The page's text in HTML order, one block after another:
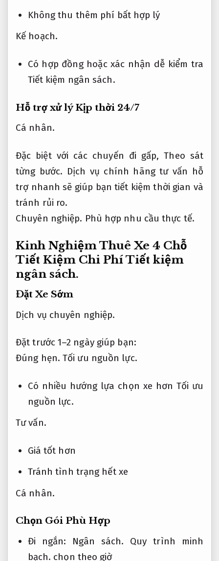
Không thu thêm phí bất hợp lý
Kế hoạch.
Có hợp đồng hoặc xác nhận dễ kiểm tra
Tiết kiệm ngân sách.
Hỗ trợ xử lý Kịp thời 24/7
Cá nhân.
Đặc biệt với các chuyến đi gấp,Theo sát
từng bước. Dịch vụ chính hãng tư vấn hỗ
trợ nhanh sẽ giúp bạn tiết kiệm thời gian và
tránh rủi ro.
Chuyên nghiệp. Phù hợp nhu cầu thực tế.
Kinh Nghiệm Thuê Xe 4 Chỗ
Tiết Kiệm Chi PhíTiết kiệm
ngân sách.
Đặt Xe Sớm
Dịch vụ chuyên nghiệp.
Đặt trước 1–2 ngày giúp bạn:
Đúng hẹn. Tối ưu nguồn lực.
Có nhiều hướng lựa chọn xe hơn Tối ưu
nguồn lực.
Tư vấn.
Giá tốt hơn
Tránh tình trạng hết xe
Cá nhân.
Chọn Gói Phù Hợp
Đi ngắn: Ngân sách.
Quy trình minh
bạch. chọn theo giờ